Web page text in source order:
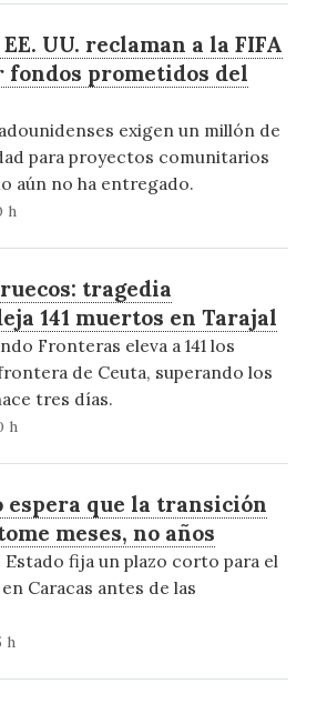
UU. reclaman a la FIFA
fondos prometidos del
exigen un millón de
para proyectos comunitarios
aún no ha entregado.
h
tragedia
141 muertos en Tarajal
Fronteras eleva a 141 los
de Ceuta, superando los
tres días.
h
espera que la transición
meses, no años
fija un plazo corto para el
Caracas antes de las
h